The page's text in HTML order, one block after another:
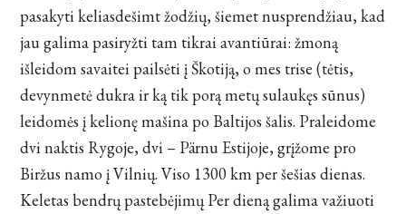
pasakyti keliasdešimt žodžių, šiemet nusprendžiau, kad
jau galima pasiryžti tam tikrai avantiūrai: žmoną
išleidom savaitei pailsėti į Škotiją, o mes trise (tėtis,
devynmetė dukra ir ką tik porą metų sulaukęs sūnus)
leidomės į kelionę mašina po Baltijos šalis. Praleidome
dvi naktis Rygoje, dvi – Pärnu Estijoje, grįžome pro
Biržus namo į Vilnių. Viso 1300 km per šešias dienas.
Keletas bendrų pastebėjimų Per dieną galima važiuoti